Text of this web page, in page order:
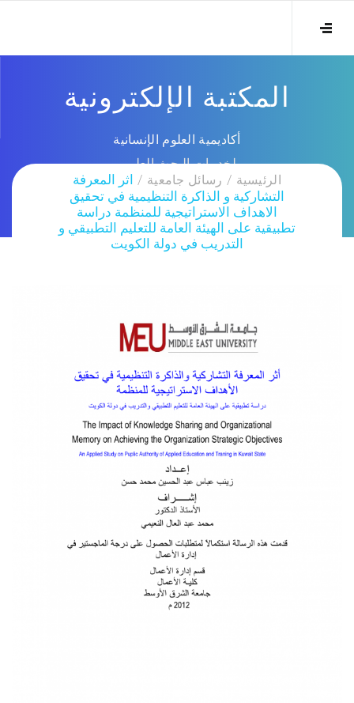
المكتبة الإلكترونية
أكاديمية العلوم الإنسانية
لخدمات البحث العلمي
الرئيسية
رسائل جامعية
اثر المعرفة
التشاركية و الذاكرة التنظيمية في تحقيق
الاهداف الاستراتيجية للمنظمة دراسة
تطبيقية على الهيئة العامة للتعليم التطبيقي و
التدريب في دولة الكويت